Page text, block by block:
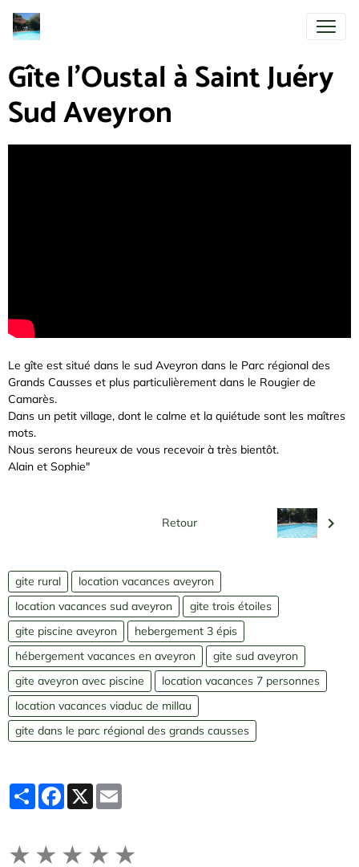
Gîte l'Oustal à Saint Juéry
Sud Aveyron
Le gîte est situé dans le sud Aveyron dans le Parc régional des
Grands Causses et plus particulièrement dans le Rougier de
Camarès.
Dans un petit village, dont le calme et la quiétude sont les maîtres
mots.
Nous serons heureux de vous recevoir à très bientôt.
Alain et Sophie"
Retour
gite rural
location vacances aveyron
location vacances sud aveyron
gite trois étoiles
gite piscine aveyron
hebergement 3 épis
hébergement vacances en aveyron
gite sud aveyron
gite aveyron avec piscine
location vacances 7 personnes
location vacances viaduc de millau
gite dans le parc régional des grands causses
PartagerFacebook
X
★ ★ ★ ★ ★